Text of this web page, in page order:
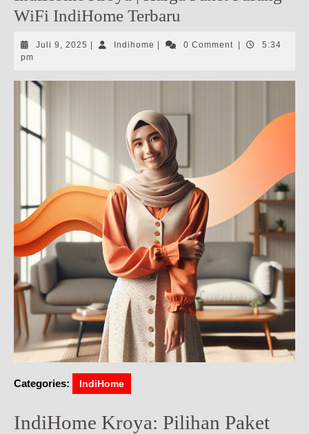
WiFi IndiHome Terbaru
Juli 9, 2025 Juli
Indihome Indihome0 Comment
5:34
pm
Categories: IndiHome
IndiHome Kroya: Pilihan Paket